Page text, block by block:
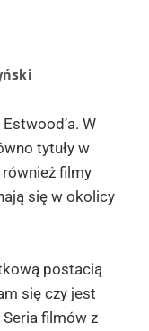
W
tytuły w
filmy
się w okolicy
postacią
się czy jest
filmów z